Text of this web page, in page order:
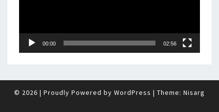
00:00 02:56
© 2026 | Proudly Powered by WordPress | Theme: Nisarg